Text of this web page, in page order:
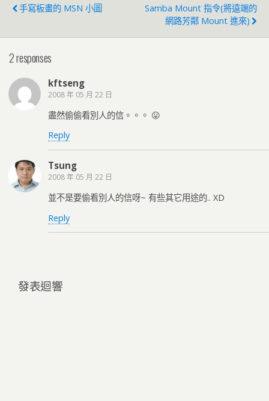
手寫板畫的 MSN 小圖
Samba Mount 指令(將遠端的
網路芳鄰 Mount 進來)
2 responses
kftseng
2008 年 05 月 22 日
盡然偷偷看別人的信。。。 😛
Reply
Tsung
2008 年 05 月 22 日
並不是要偷看別人的信呀~ 有些其它用途的.. XD
Reply
發表迴響